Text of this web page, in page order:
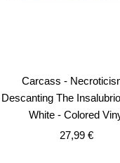
Carcass -
Descanting The
White - Colored
Angebotspreis
27,99 €